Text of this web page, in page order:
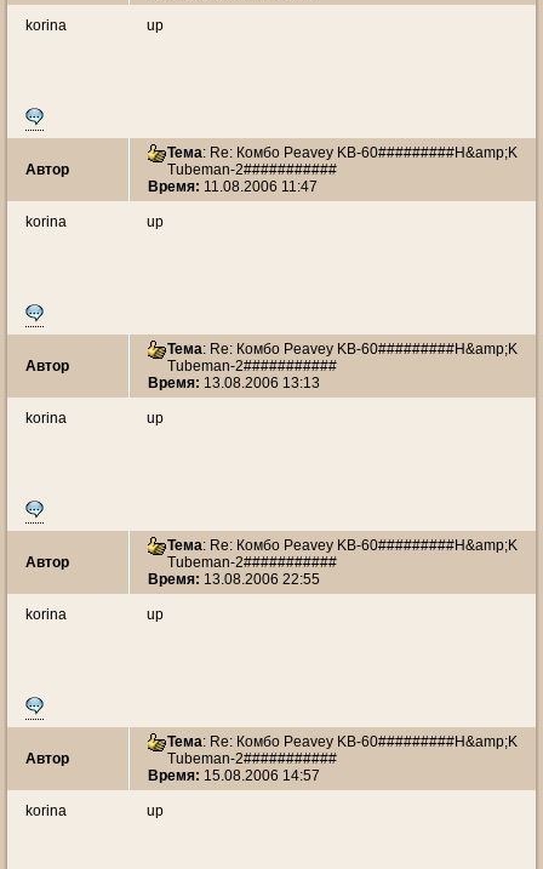
korina up
Автор
Тема: Re: Комбо Peavey KB-60#########H&amp;K
Tubeman-2###########
Время: 11.08.2006 11:47
korina up
Автор
Тема: Re: Комбо Peavey KB-60#########H&amp;K
Tubeman-2###########
Время: 13.08.2006 13:13
korina up
Автор
Тема: Re: Комбо Peavey KB-60#########H&amp;K
Tubeman-2###########
Время: 13.08.2006 22:55
korina up
Автор
Тема: Re: Комбо Peavey KB-60#########H&amp;K
Tubeman-2###########
Время: 15.08.2006 14:57
korina up